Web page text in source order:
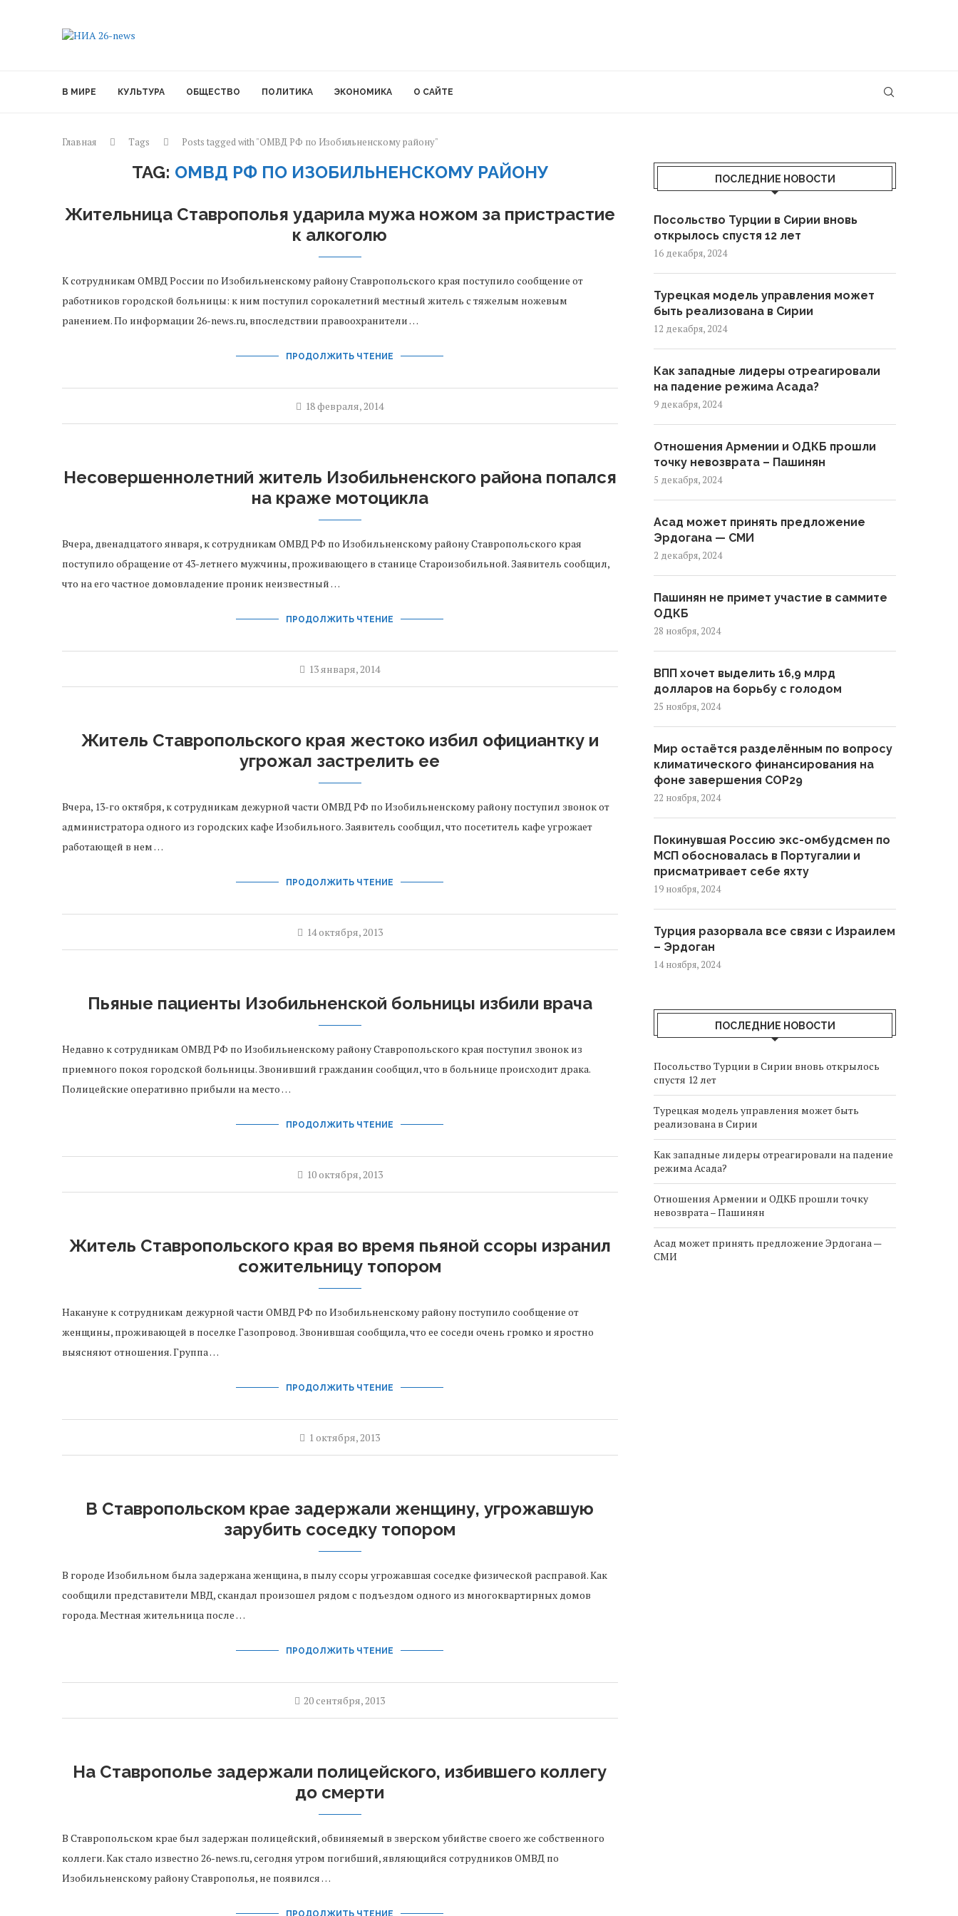
В МИРЕ КУЛЬТУРА ОБЩЕСТВО ПОЛИТИКА ЭКОНОМИКА О САЙТЕ
Главная Tags Posts tagged with "ОМВД РФ по Изобильненскому району"
TAG: ОМВД РФ ПО ИЗОБИЛЬНЕНСКОМУ РАЙОНУ
Жительница Ставрополья ударила мужа ножом за пристрастие
к алкоголю
К сотрудникам ОМВД России по Изобильненскому району Ставропольского края поступило сообщение от
работников городской больницы: к ним поступил сорокалетний местный житель с тяжелым ножевым
ранением. По информации 26-news.ru, впоследствии правоохранители …
ПРОДОЛЖИТЬ ЧТЕНИЕ
18 февраля, 2014
Несовершеннолетний житель Изобильненского района попался
на краже мотоцикла
Вчера, двенадцатого января, к сотрудникам ОМВД РФ по Изобильненскому району Ставропольского края
поступило обращение от 43-летнего мужчины, проживающего в станице Староизобильной. Заявитель сообщил,
что на его частное домовладение проник неизвестный …
ПРОДОЛЖИТЬ ЧТЕНИЕ
13 января, 2014
Житель Ставропольского края жестоко избил официантку и
угрожал застрелить ее
Вчера, 13-го октября, к сотрудникам дежурной части ОМВД РФ по Изобильненскому району поступил звонок от
администратора одного из городских кафе Изобильного. Заявитель сообщил, что посетитель кафе угрожает
работающей в нем …
ПРОДОЛЖИТЬ ЧТЕНИЕ
14 октября, 2013
Пьяные пациенты Изобильненской больницы избили врача
Недавно к сотрудникам ОМВД РФ по Изобильненскому району Ставропольского края поступил звонок из
приемного покоя городской больницы. Звонивший гражданин сообщил, что в больнице происходит драка.
Полицейские оперативно прибыли на место …
ПРОДОЛЖИТЬ ЧТЕНИЕ
10 октября, 2013
Житель Ставропольского края во время пьяной ссоры изранил
сожительницу топором
Накануне к сотрудникам дежурной части ОМВД РФ по Изобильненскому району поступило сообщение от
женщины, проживающей в поселке Газопровод. Звонившая сообщила, что ее соседи очень громко и яростно
выясняют отношения. Группа …
ПРОДОЛЖИТЬ ЧТЕНИЕ
1 октября, 2013
В Ставропольском крае задержали женщину, угрожавшую
зарубить соседку топором
В городе Изобильном была задержана женщина, в пылу ссоры угрожавшая соседке физической расправой. Как
сообщили представители МВД, скандал произошел рядом с подъездом одного из многоквартирных домов
города. Местная жительница после …
ПРОДОЛЖИТЬ ЧТЕНИЕ
20 сентября, 2013
На Ставрополье задержали полицейского, избившего коллегу
до смерти
В Ставропольском крае был задержан полицейский, обвиняемый в зверском убийстве своего же собственного
коллеги. Как стало известно 26-news.ru, сегодня утром погибший, являющийся сотрудников ОМВД по
Изобильненскому району Ставрополья, не появился …
ПРОДОЛЖИТЬ ЧТЕНИЕ
ПОСЛЕДНИЕ НОВОСТИ
Посольство Турции в Сирии вновь
открылось спустя 12 лет
16 декабря, 2024
Турецкая модель управления может
быть реализована в Сирии
12 декабря, 2024
Как западные лидеры отреагировали
на падение режима Асада?
9 декабря, 2024
Отношения Армении и ОДКБ прошли
точку невозврата – Пашинян
5 декабря, 2024
Асад может принять предложение
Эрдогана — СМИ
2 декабря, 2024
Пашинян не примет участие в саммите
ОДКБ
28 ноября, 2024
ВПП хочет выделить 16,9 млрд
долларов на борьбу с голодом
25 ноября, 2024
Мир остаётся разделённым по вопросу
климатического финансирования на
фоне завершения COP29
22 ноября, 2024
Покинувшая Россию экс-омбудсмен по
МСП обосновалась в Португалии и
присматривает себе яхту
19 ноября, 2024
Турция разорвала все связи с Израилем
– Эрдоган
14 ноября, 2024
ПОСЛЕДНИЕ НОВОСТИ
Посольство Турции в Сирии вновь открылось
спустя 12 лет
Турецкая модель управления может быть
реализована в Сирии
Как западные лидеры отреагировали на падение
режима Асада?
Отношения Армении и ОДКБ прошли точку
невозврата – Пашинян
Асад может принять предложение Эрдогана —
СМИ